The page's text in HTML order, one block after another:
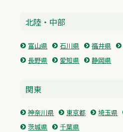
北陸・中部
富山県 石川県 福井県
長野県
愛知県 静岡県
関東
神奈川県 東京都 埼玉県
茨城県
千葉県